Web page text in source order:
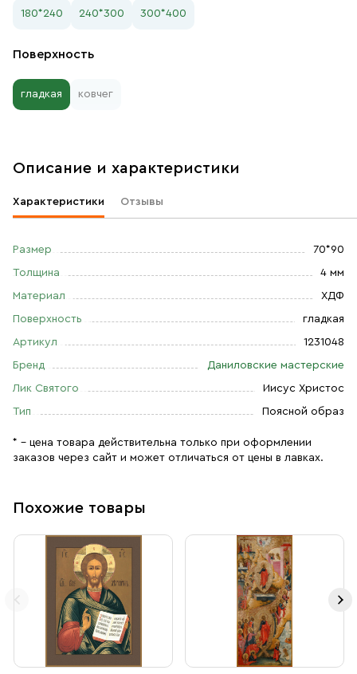
180*240 240*300 300*400
Поверхность
гладкая ковчег
Описание и характеристики
Характеристики Отзывы
Размер 70*90
Толщина 4 мм
Материал ХДФ
Поверхность гладкая
Артикул 1231048
Бренд Даниловские мастерские
Лик Святого Иисус Христос
Тип Поясной образ
* – цена товара действительна только при оформлении
заказов через сайт и может отличаться от цены в лавках.
Похожие товары